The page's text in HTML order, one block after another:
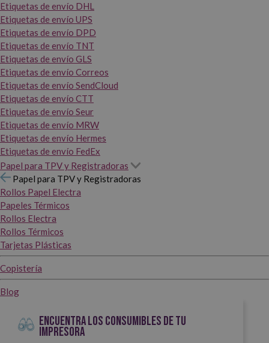
Etiquetas de envío DHL
Etiquetas de envío UPS
Etiquetas de envío DPD
Etiquetas de envío TNT
Etiquetas de envío GLS
Etiquetas de envío Correos
Etiquetas de envío SendCloud
Etiquetas de envío CTT
Etiquetas de envío Seur
Etiquetas de envío MRW
Etiquetas de envío Hermes
Etiquetas de envío FedEx
Papel para TPV y Registradoras
Papel para TPV y Registradoras
Rollos Papel Electra
Papeles Térmicos
Rollos Electra
Rollos Térmicos
Tarjetas Plásticas
Copistería
Blog
ENCUENTRA LOS CONSUMIBLES DE TU
IMPRESORA